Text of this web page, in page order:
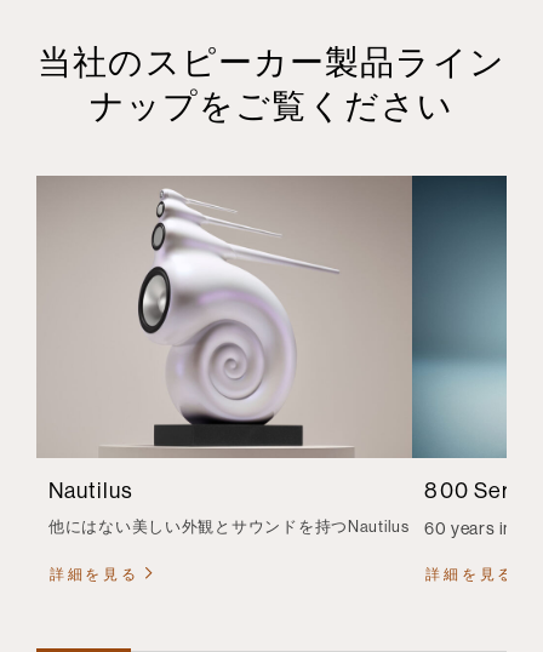
当社のスピーカー製品ライン
ナップをご覧ください
Nautilus
他にはない美しい外観とサウンドを持つNautilus
詳細を見る
800
60 years in
詳細を見る